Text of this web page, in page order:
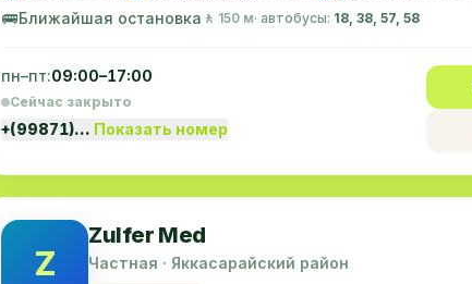
🚌Ближайшая остановка 🚶 150 м· автобусы: 18, 38, 57, 58
пн–пт:09:00–17:00
Сейчас закрыто
+(99871)… Показать номер
Z
Zulfer Med
Частная · Яккасарайский район